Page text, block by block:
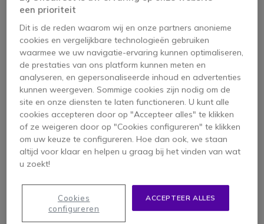
Voordelen Ícone
Ultra flexibel: Schakel eenvoudig van de ene
modus naar de andere, afhankelijk van je
behoeften en omgeving, zowel voor
professionele gesprekken als voor het
luisteren naar muziek.
Comfortabeler: Supra-aural op maandag,
oortelefoon op dinsdag, enz. Kies de modus
die het beste past bij je omgeving van de dag
en de duur van het gebruik, zonder
concessies te doen!
Extreem veelzijdig: Dankzij de verschillende
draagopties is het geschikt voor
verschillende professionele scenario's. Het
een prioriteit
Dit is de reden waarom wij en onze partners anonieme
cookies en vergelijkbare technologieën gebruiken
waarmee we uw navigatie-ervaring kunnen optimaliseren,
de prestaties van ons platform kunnen meten en
analyseren, en gepersonaliseerde inhoud en advertenties
kunnen weergeven. Sommige cookies zijn nodig om de
site en onze diensten te laten functioneren. U kunt alle
cookies accepteren door op "Accepteer alles" te klikken
of ze weigeren door op "Cookies configureren" te klikken
om uw keuze te configureren. Hoe dan ook, we staan
altijd voor klaar en helpen u graag bij het vinden van wat
u zoekt!
ACCEPTEER ALLES
Cookies
configureren